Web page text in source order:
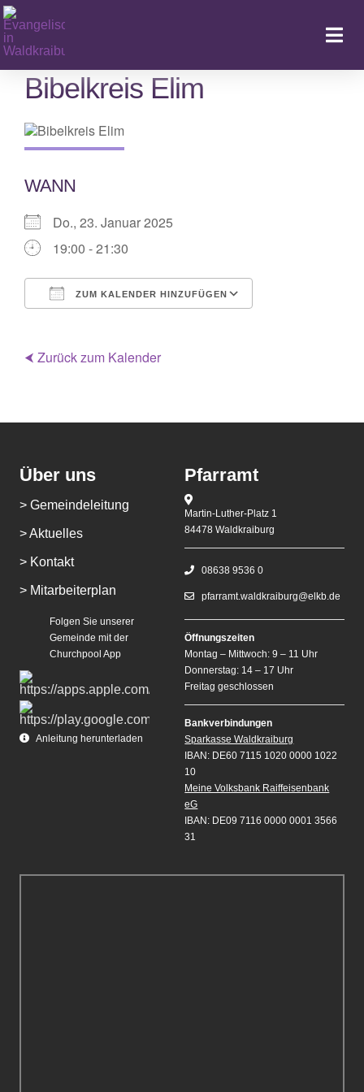
Zum
Inhalt
springen
Bibelkreis Elim
WANN
Do., 23. Januar 2025
19:00 - 21:30
ZUM KALENDER HINZUFÜGEN
⮜ Zurück zum Kalender
Über uns
> Gemeindeleitung
> Aktuelles
> Kontakt
> Mitarbeiterplan
Folgen Sie unserer
Gemeinde mit der
Churchpool App
Anleitung herunterladen
Pfarramt
Martin-Luther-Platz 1
84478 Waldkraiburg
08638 9536 0
pfarramt.waldkraiburg@elkb.de
Öffnungszeiten
Montag – Mittwoch: 9 – 11 Uhr
Donnerstag: 14 – 17 Uhr
Freitag geschlossen
Bankverbindungen
Sparkasse Waldkraiburg
IBAN: DE60 7115 1020 0000 1022
10
Meine Volksbank Raiffeisenbank
eG
IBAN: DE09 7116 0000 0001 3566
31